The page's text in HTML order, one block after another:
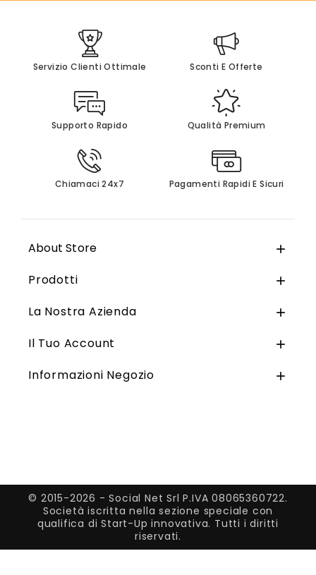
Servizio Clienti Ottimale Sconti E Offerte
Supporto Rapido Qualità Premium
Chiamaci 24x7 Pagamenti Rapidi E Sicuri
About Store 
Prodotti 
La Nostra Azienda 
Il Tuo Account 
Informazioni Negozio 
© 2015-2026 - Social Net Srl P.IVA 08065360722.
Società iscritta nella sezione speciale con
qualifica di Start-Up innovativa. Tutti i diritti
riservati.